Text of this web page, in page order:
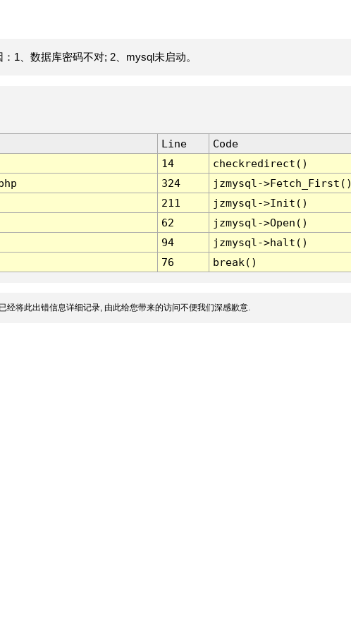
1、数据库密码不对; 2、mysql未启动。
Line
Code
14
checkredirect()
324
jzmysql-
211
jzmysql->Init()
62
jzmysql->Open()
94
jzmysql->halt()
76 break()
经将此出错信息详细记录, 由此给您带来的访问不便我们深感歉意.